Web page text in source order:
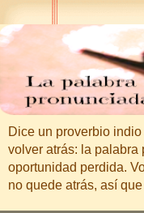
Dice un proverbio
volver atrás: la palabra
oportunidad perdida.
no quede atrás, así